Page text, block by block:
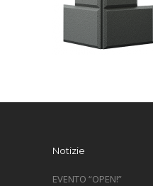
Notizie
EVENTO “OPEN!”